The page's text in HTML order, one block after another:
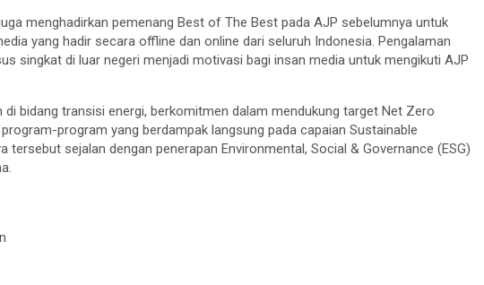
menghadirkan pemenang Best of The Best pada AJP sebelumnya untuk
yang hadir secara offline dan online dari seluruh Indonesia. Pengalaman
singkat di luar negeri menjadi motivasi bagi insan media untuk mengikuti AJP
bidang transisi energi, berkomitmen dalam mendukung target Net Zero
program yang berdampak langsung pada capaian Sustainable
tersebut sejalan dengan penerapan Environmental, Social & Governance (ESG)